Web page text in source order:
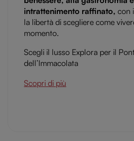
intrattenimento raffinato, con
la libertà di scegliere come
momento.
Scegli il lusso Explora per il
dell’Immacolata
Scopri di più